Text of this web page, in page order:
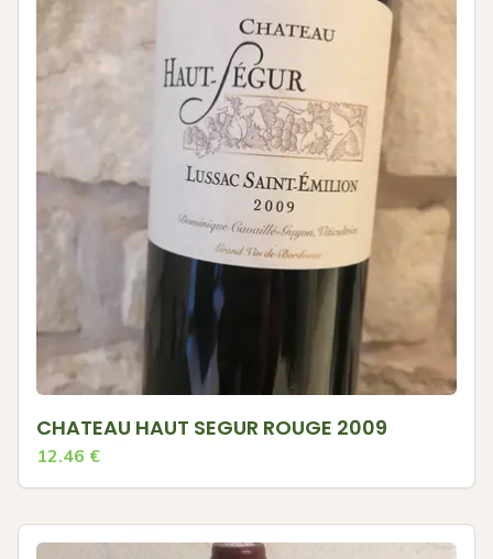
CHATEAU HAUT SEGUR ROUGE 2009
12.46 €